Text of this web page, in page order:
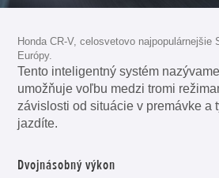
Honda CR-V, celosvetovo najpopulárnejšie
Európy.
Tento inteligentný systém
umožňuje voľbu medzi tromi
závislosti od situácie v premávke a
jazdíte.
Dvojnásobný výkon